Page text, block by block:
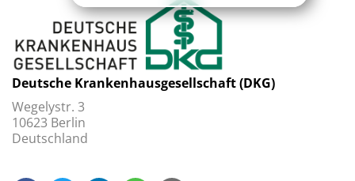
Deutsche Krankenhausgesellschaft (DKG)
Wegelystr. 3
10623 Berlin
Deutschland